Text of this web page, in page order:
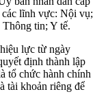
các lĩnh vực: Nội vụ;
tin; Y tế.
lực từ ngày
định thành lập
tổ chức hành chính
tài khoản riêng để